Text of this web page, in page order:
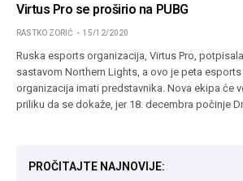
Virtus Pro se proširio na PUBG
RASTKO ZORIĆ 15/12/2020
Ruska esports organizacija, Virtus Pro,
sastavom Northern Lights, a ovo je peta
organizacija imati predstavnika. Nova ekipa će
priliku da se dokaže, jer 18. decembra počinje
PROČITAJTE NAJNOVIJE: